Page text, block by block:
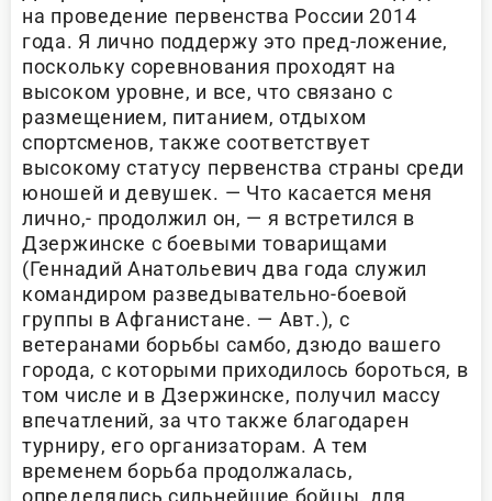
на проведение первенства России 2014
года. Я лично поддержу это пред-ложение,
поскольку соревнования проходят на
высоком уровне, и все, что связано с
размещением, питанием, отдыхом
спортсменов, также соответствует
высокому статусу первенства страны среди
юношей и девушек. — Что касается меня
лично,- продолжил он, — я встретился в
Дзержинске с боевыми товарищами
(Геннадий Анатольевич два года служил
командиром разведывательно-боевой
группы в Афганистане. — Авт.), с
ветеранами борьбы самбо, дзюдо вашего
города, с которыми приходилось бороться, в
том числе и в Дзержинске, получил массу
впечатлений, за что также благодарен
турниру, его организаторам. А тем
временем борьба продолжалась,
определялись сильнейшие бойцы, для